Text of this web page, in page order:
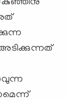
കുഞ്ഞിനു